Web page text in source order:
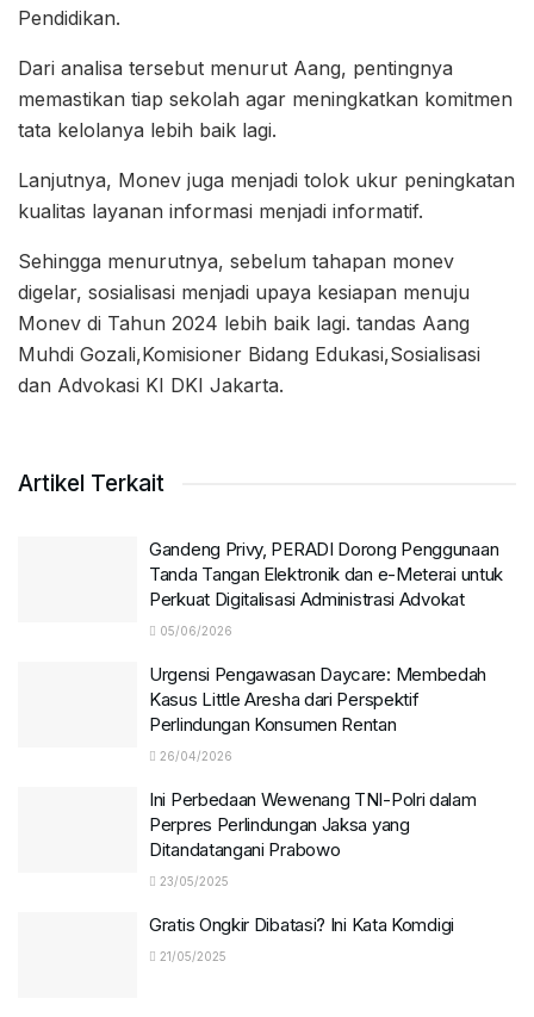
Pendidikan.
Dari analisa tersebut menurut Aang, pentingnya
memastikan tiap sekolah agar meningkatkan komitmen
tata kelolanya lebih baik lagi.
Lanjutnya, Monev juga menjadi tolok ukur peningkatan
kualitas layanan informasi menjadi informatif.
Sehingga menurutnya, sebelum tahapan monev
digelar, sosialisasi menjadi upaya kesiapan menuju
Monev di Tahun 2024 lebih baik lagi. tandas Aang
Muhdi Gozali,Komisioner Bidang Edukasi,Sosialisasi
dan Advokasi KI DKI Jakarta.
Artikel Terkait
Gandeng Privy, PERADI Dorong Penggunaan
Tanda Tangan Elektronik dan e-Meterai untuk
Perkuat Digitalisasi Administrasi Advokat
05/06/2026
Urgensi Pengawasan Daycare: Membedah
Kasus Little Aresha dari Perspektif
Perlindungan Konsumen Rentan
26/04/2026
Ini Perbedaan Wewenang TNI-Polri dalam
Perpres Perlindungan Jaksa yang
Ditandatangani Prabowo
23/05/2025
Gratis Ongkir Dibatasi? Ini Kata Komdigi
21/05/2025